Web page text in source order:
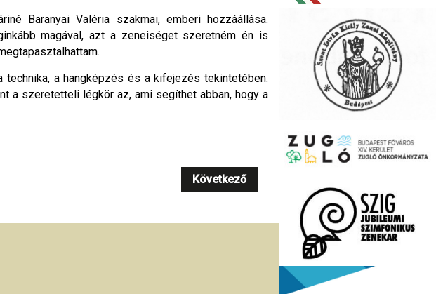
Baranyai Valéria szakmai, emberi hozzáállása.
magával, azt a zeneiséget szeretném én is
a hangképzés és a kifejezés tekintetében.
a szeretetteli légkör az, ami segíthet abban, hogy a
Következő